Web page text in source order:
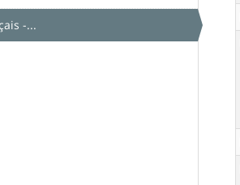
-...